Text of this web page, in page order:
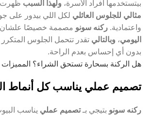
بيتستخدمها أفراد الأسرة، ولهذا السبب ظهرت
مثالي للجلوس العائلي لكل اللي بيدور على
واعتمادية. ركنه سونو مصممة خصيصًا
اليومي، وبالتالي تقدر تتحمل الجلوس
بدون أي إحساس بعدم الراحة.
هل الركنة بسحارة تستحق الشراء؟ المميزات
تصميم عملي يناسب كل أنماط
ركنه سونو بتيجي بـتصميم عملي يناسب